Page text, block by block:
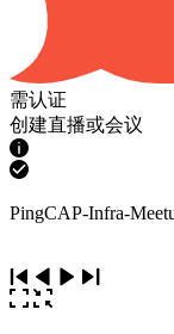
需认证
创建直播或会议
PingCAP-Infra-